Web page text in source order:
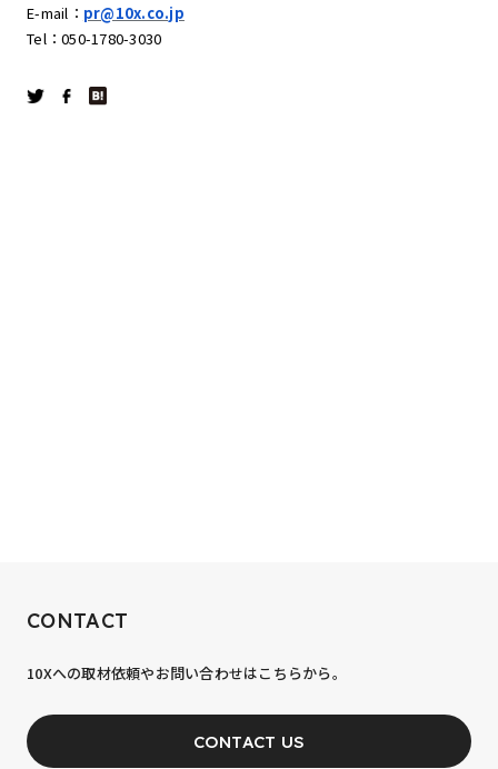
E-mail： pr@10x.co.jp
Tel：050-1780-3030
あなたの力が、必要です。
JOIN OUR TEAM
CONTACT
10Xへの取材依頼やお問い合わせはこちらから。
CONTACT US